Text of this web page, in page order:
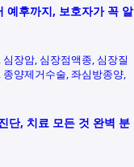
예후까지, 보호자가 꼭 알
심장암 심장점액종 심장질
종양제거수술 좌심방종양
단, 치료 모든 것 완벽 분